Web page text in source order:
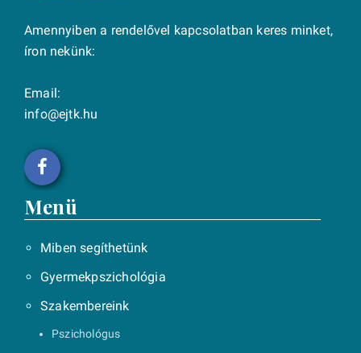
Amennyiben a rendelővel kapcsolatban keres minket,
íron nekünk:
Email:
info@ejtk.hu
Menü
Miben segíthetünk
Gyermekpszichológia
Szakembereink
Pszichológus